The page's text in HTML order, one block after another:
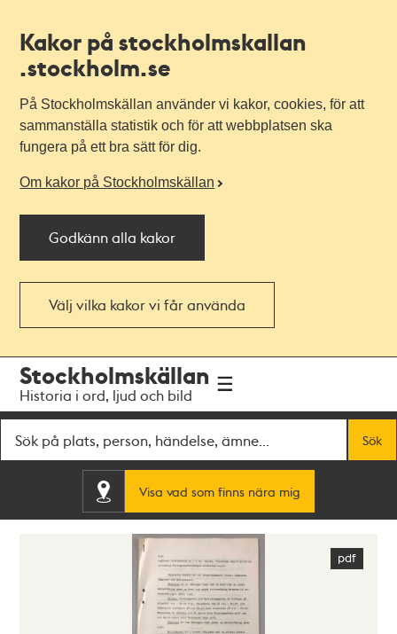
Kakor på stockholmskallan
.stockholm.se
På Stockholmskällan använder vi kakor, cookies, för att
sammanställa statistik och för att webbplatsen ska
fungera på ett bra sätt för dig.
Om kakor på Stockholmskällan
Godkänn alla kakor
Välj vilka kakor vi får använda
navigationen
huvudinnehållet
Stockholmskällan
Historia i ord, ljud och bild
Sök
Visa vad som finns nära mig